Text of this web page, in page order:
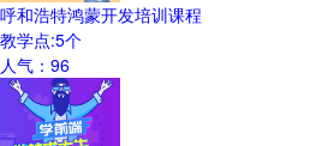
呼和浩特鸿蒙开发培训课程
教学点:5个
人气： 96